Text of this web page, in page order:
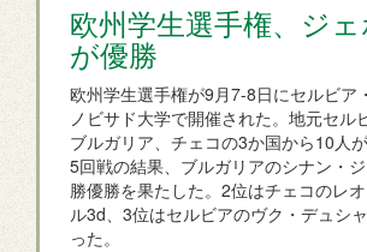
欧州学生選手権、ジ
が優勝
欧州学生選手権が9月7-8日にセルビア
ノビサド大学で開催された。地元セル
ブルガリア、チェコの3か国から10人が
5回戦の結果、ブルガリアのシナン・
勝優勝を果たした。2位はチェコのレ
ル3d、3位はセルビアのヴク・デュシ
った。